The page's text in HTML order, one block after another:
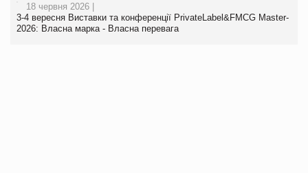
18 червня 2026 |
3-4 вересня Виставки та конференції PrivateLabel&FMCG Master-
2026: Власна марка - Власна перевага